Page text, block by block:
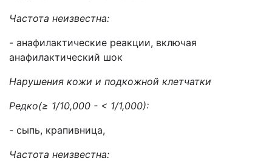
Частота неизвестна:
- анафилактические реакции, включая
анафилактический шок
Нарушения кожи и подкожной клетчатки
Редко(≥ 1/10,000 - < 1/1,000):
- сыпь, крапивница,
Частота неизвестна: